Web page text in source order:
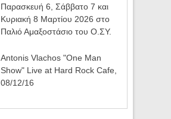
Παρασκευή 6, Σάββατο 7 και
Κυριακή 8 Μαρτίου 2026 στο
Παλιό Αμαξοστάσιο του Ο.ΣΥ.
Antonis Vlachos "One Man
Show" Live at Hard Rock Cafe,
08/12/16